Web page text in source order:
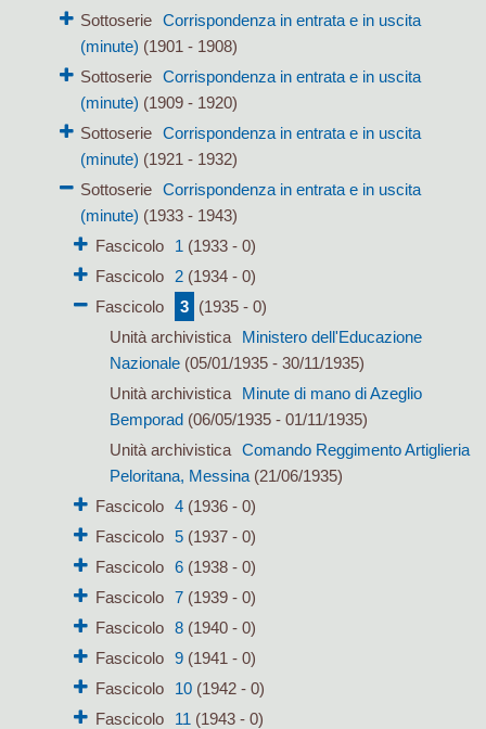
Sottoserie
Corrispondenza in entrata e in uscita
(minute) (1901 - 1908)
Sottoserie
Corrispondenza in entrata e in uscita
(minute) (1909 - 1920)
Sottoserie
Corrispondenza in entrata e in uscita
(minute) (1921 - 1932)
Sottoserie
Corrispondenza in entrata e in uscita
(minute) (1933 - 1943)
Fascicolo
1 (1933 - 0)
Fascicolo
2(1934 - 0)
Fascicolo
3
(1935 - 0)
Unità archivistica
Ministero dell'Educazione
Nazionale(05/01/1935 - 30/11/1935)
Unità archivistica
Minute di mano di Azeglio
Bemporad(06/05/1935 - 01/11/1935)
Unità archivistica Comando Reggimento Artiglieria
Peloritana, Messina(21/06/1935)
Fascicolo
4(1936 - 0)
Fascicolo
5(1937 - 0)
Fascicolo
6(1938 - 0)
Fascicolo
7(1939 - 0)
Fascicolo
8(1940 - 0)
Fascicolo
9(1941 - 0)
Fascicolo
10(1942 - 0)
Fascicolo
11 (1943 - 0)